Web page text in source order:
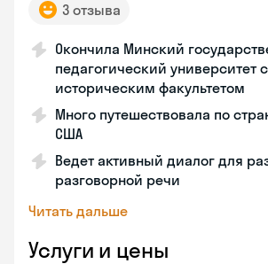
3 отзыва
Окончила Минский
педагогический университет с
историческим факультетом
Много путешествовала по
США
Ведет активный диалог для
разговорной речи
Читать дальше
Услуги и цены